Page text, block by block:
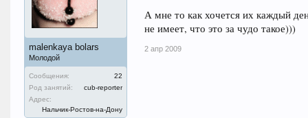
malenkaya bolars
Молодой
Сообщения:
22
Род занятий:
cub-reporter
Адрес:
Нальчик-Ростов-на-Дону
А мне то как хочется их каждый
не имеет, что это за чудо такое)))
2 апр 2009